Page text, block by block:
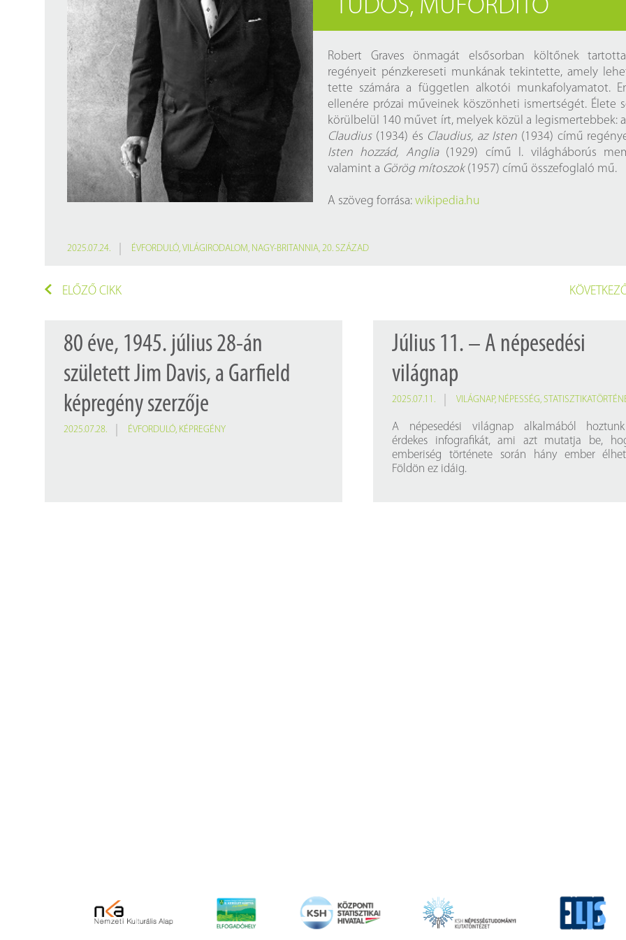
Findura Imre-díszoklevéllel kitüntetett kollégáink
Galéria
Pályázatok
Közérdekű adatok
Online katalógus Próbahozzáférések adatbázisokhoz
Könyvtári
TUDÓS, MŰFORDÍTÓ
Robert Graves önmagát elsősorban költőnek
regényeit pénzkereseti munkának tekintette, amely
tette számára a független alkotói munkafolyamatot.
ellenére prózai műveinek köszönheti ismertségét. Élete
körülbelül 140 művet írt, melyek közül a legismertebbek:
Claudius(1934) és Claudius, az Isten(1934) című
Isten hozzád, Anglia(1929) című I. világháborús
valamint a Görög mítoszok(1957) című összefoglaló mű.
A szöveg forrása: wikipedia.hu
2025.07.24. ÉVFORDULÓ, VILÁGIRODALOM, NAGY-BRITANNIA, 20. SZÁZAD
ELŐZŐ CIKK
80 éve, 1945. július 28-án
született Jim Davis, a Garfield
képregény szerzője
2025.07.28. ÉVFORDULÓ, KÉPREGÉNY
Július 11. – A népesedési
világnap
2025.07.11. VILÁGNAP, NÉPESSÉG,
A népesedési világnap alkalmából
érdekes infografikát, ami azt mutatja be,
emberiség története során hány ember
Földön ez idáig.